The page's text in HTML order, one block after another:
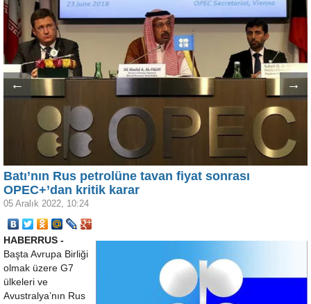
← →
Batı’nın Rus petrolüne tavan fiyat sonrası
OPEC+’dan kritik karar
05 Aralık 2022, 10:24
HABERRUS -
Başta Avrupa Birliği
olmak üzere G7
ülkeleri ve
Avustralya’nın Rus